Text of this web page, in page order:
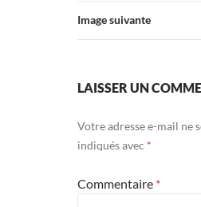
Image suivante
LAISSER UN
Votre adresse e-mail ne
indiqués avec *
Commentaire *